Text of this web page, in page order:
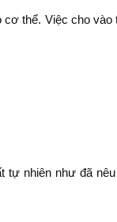
thể. Việc cho
tự nhiên như đã